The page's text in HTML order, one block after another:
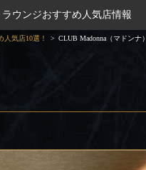
ウンジおすすめ人気店情報
気店10選！ CLUB Madonna（マドンナ）